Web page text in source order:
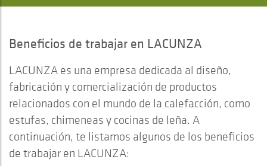
Beneficios de trabajar en LACUNZA
LACUNZA es una empresa dedicada al diseño,
fabricación y comercialización de productos
relacionados con el mundo de la calefacción, como
estufas, chimeneas y cocinas de leña. A
continuación, te listamos algunos de los beneficios
de trabajar en LACUNZA: